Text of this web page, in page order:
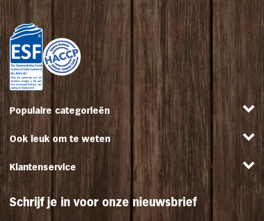
Populaire categorieën
Ook leuk om te weten
Klantenservice
Schrijf je in voor onze nieuwsbrief